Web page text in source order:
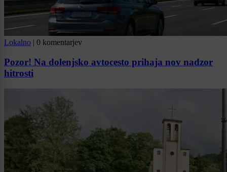
Lokalno | 0 komentarjev
Pozor! Na dolenjsko avtocesto prihaja nov nadzor
hitrosti